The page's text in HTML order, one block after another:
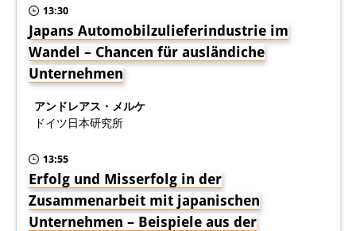
ビデオ
DIJ モノグラフシリーズ
DIJ ワーキングペーパー
DIJ ニュースレター
ポッドキャスト
旧出版物シリーズ
13:30
Japans Automobilzulieferindustrie im
Wandel – Chancen für ausländiche
Unternehmen
アンドレアス・メルケ
ドイツ日本研究所
13:55
Erfolg und Misserfolg in der
Zusammenarbeit mit japanischen
Unternehmen – Beispiele aus der